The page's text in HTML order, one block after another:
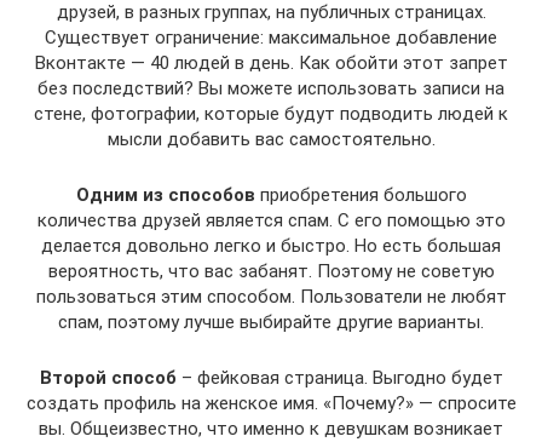
друзей, в разных группах, на публичных страницах.
Существует ограничение: максимальное добавление
Вконтакте — 40 людей в день. Как обойти этот запрет
без последствий? Вы можете использовать записи на
стене, фотографии, которые будут подводить людей к
мысли добавить вас самостоятельно.
Одним из способов приобретения большого
количества друзей является спам. С его помощью это
делается довольно легко и быстро. Но есть большая
вероятность, что вас забанят. Поэтому не советую
пользоваться этим способом. Пользователи не любят
спам, поэтому лучше выбирайте другие варианты.
Второй способ – фейковая страница. Выгодно будет
создать профиль на женское имя. «Почему?» — спросите
вы. Общеизвестно, что именно к девушкам возникает